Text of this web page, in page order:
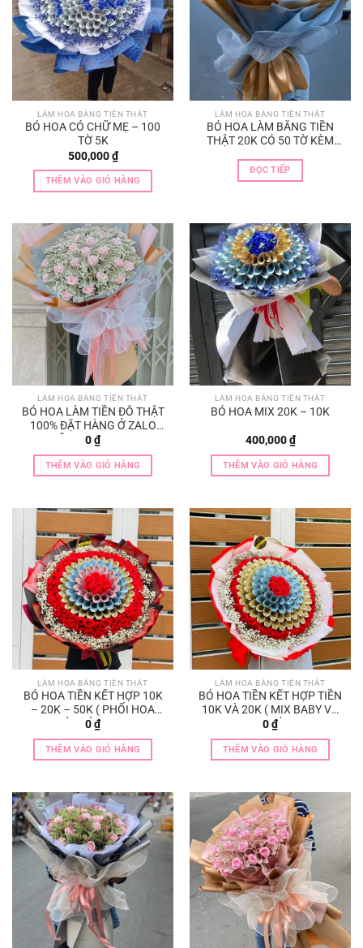
LÀM HOA BẰNG TIỀN THẬT
BÓ HOA CÓ CHỮ MẸ – 100
TỜ 5K
500,000₫
THÊM VÀO GIỎ HÀNG
LÀM HOA BẰNG TIỀN THẬT
BÓ HOA LÀM BẰNG TIỀN
THẬT 20K CÓ 50 TỜ KÈM
ĐỌC TIẾP
LÀM HOA BẰNG TIỀN THẬT
BÓ HOA LÀM TIỀN ĐÔ THẬT
100% ĐẶT HÀNG Ở ZALO
HOẶC TRANG PAGE
0₫
THÊM VÀO GIỎ HÀNG
LÀM HOA BẰNG TIỀN THẬT
BÓ HOA MIX 20K – 10K
400,000₫
THÊM VÀO GIỎ HÀNG
LÀM HOA BẰNG TIỀN THẬT
BÓ HOA TIỀN KẾT HỢP 10K
– 20K – 50K ( PHỐI HOA
SÁP VÀ BABY)
0₫
THÊM VÀO GIỎ HÀNG
LÀM HOA BẰNG TIỀN THẬT
BÓ HOA TIỀN KẾT HỢP TIỀN
10K VÀ 20K ( MIX BABY VÀ
HOA SÁP )
0₫
THÊM VÀO GIỎ HÀNG